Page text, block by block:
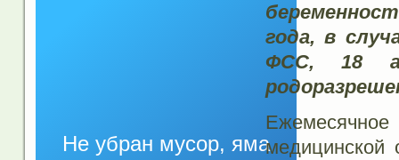
Не убран мусор, яма
года, в
ФСС, 18
медицинской